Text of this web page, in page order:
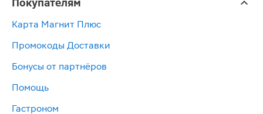
Карта Магнит Плюс
Промокоды Доставки
Бонусы от партнёров
Помощь
Гастроном